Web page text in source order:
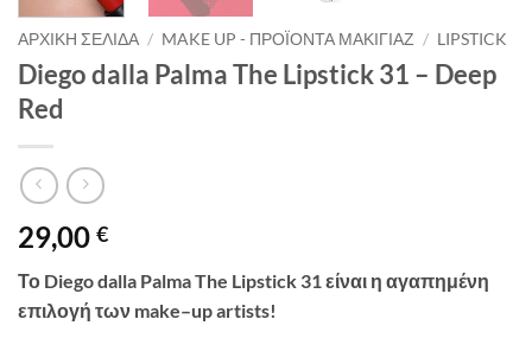
ΑΡΧΙΚΉ ΣΕΛΊΔΑ / MAKE UP - ΠΡΟΪΌΝΤΑ ΜΑΚΙΓΙΆΖ / LIPSTICK
Diego dalla Palma The Lipstick 31 – Deep
Red
29,00 €
Το Diego dalla Palma The Lipstick 31 είναι η αγαπημένη
επιλογή των make–upartists!